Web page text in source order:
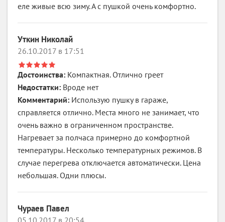
еле живые всю зиму. А с пушкой очень комфортно.
Уткин Николай
26.10.2017 в 17:51
Достоинства: Компактная. Отлично греет
Недостатки: Вроде нет
Комментарий: Использую пушку в гараже,
справляется отлично. Места много не занимает, что
очень важно в ограниченном пространстве.
Нагревает за полчаса примерно до комфортной
температуры. Несколько температурных режимов. В
случае перегрева отключается автоматически. Цена
небольшая. Одни плюсы.
Чураев Павел
05.10.2017 в 20:54